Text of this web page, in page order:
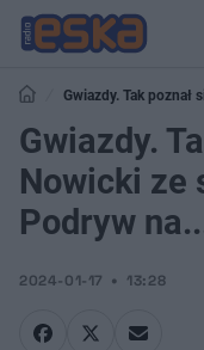
Gwiazdy. Tak poznał
na... słoik z ogórkami!
Gwiazdy.
Nowicki ze
Podryw
2024-01-17 13:28